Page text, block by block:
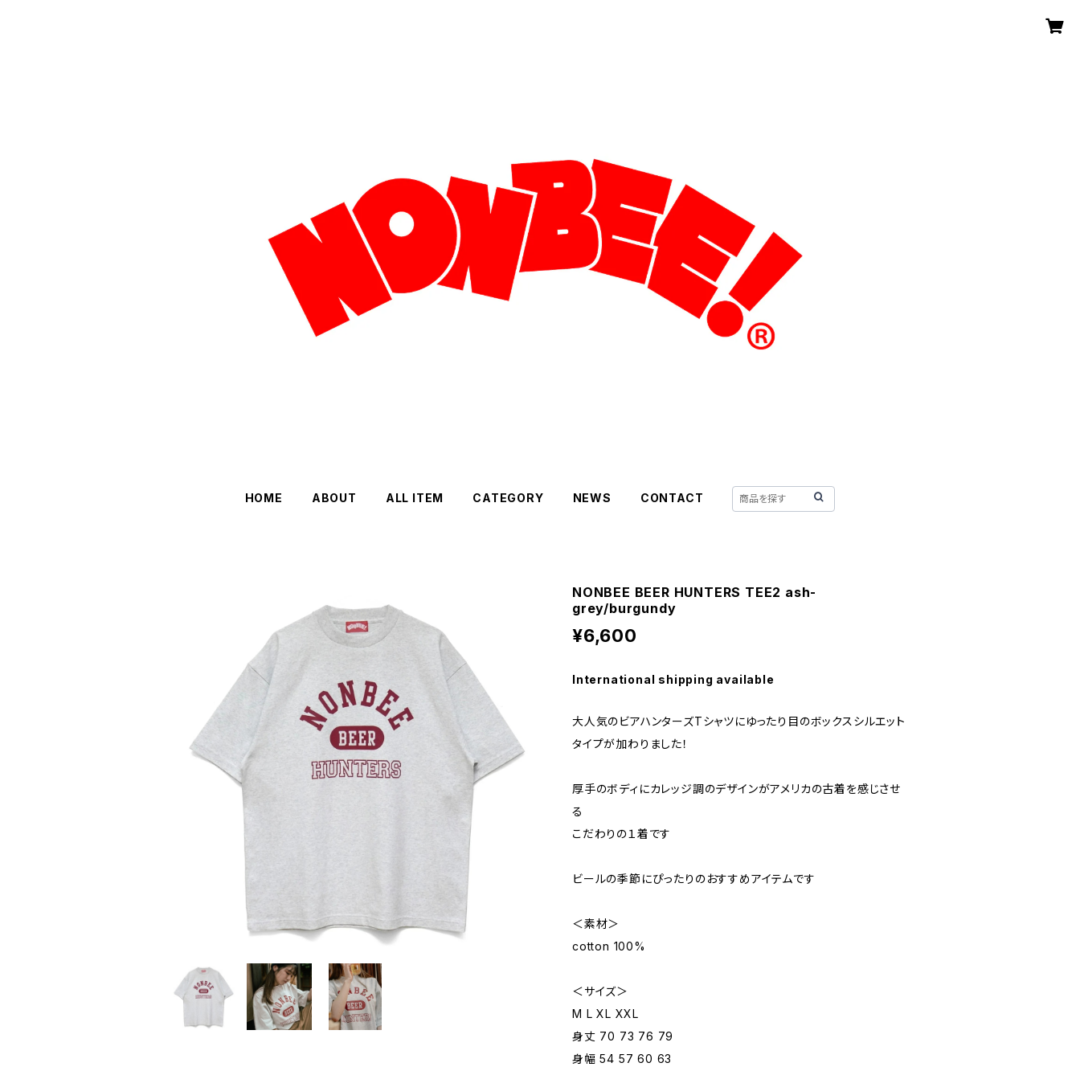
HOME ABOUT ALL ITEM CATEGORY NEWS CONTACT
NONBEE BEER HUNTERS TEE2 ash-
grey/burgundy
¥6,600
International shipping available
大人気のビアハンターズTシャツにゆったり目のボックスシルエット
タイプが加わりました！
厚手のボディにカレッジ調のデザインがアメリカの古着を感じさせ
る
こだわりの１着です
ビールの季節にぴったりのおすすめアイテムです
＜素材＞
cotton 100%
＜サイズ＞
M L XL XXL
身丈 70 73 76 79
身幅 54 57 60 63